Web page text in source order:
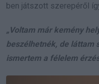
ben játszott szerepéről
„Voltam már kemény
beszélhetnék, de láttam
ismertem a félelem